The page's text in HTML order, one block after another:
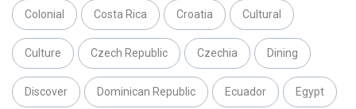
Colonial Costa Rica Croatia Cultural
Culture Czech Republic Czechia Dining
Discover Dominican Republic Ecuador Egypt